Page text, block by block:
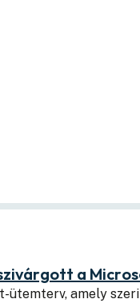
a
amely